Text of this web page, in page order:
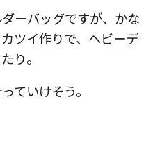
ーバッグですが、かな
ツイ作りで、ヘビーデ
り。
ていけそう。